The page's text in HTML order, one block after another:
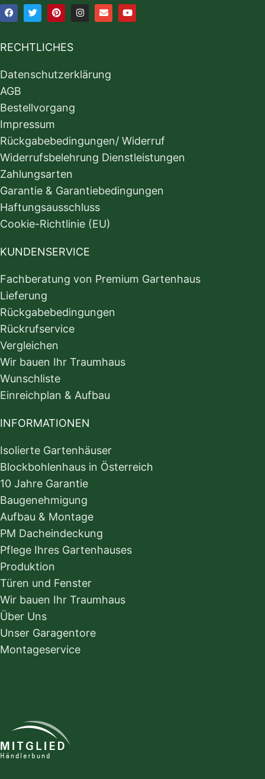
RECHTLICHES
Datenschutzerklärung
AGB
Bestellvorgang
Impressum
Rückgabebedingungen/ Widerruf
Widerrufsbelehrung Dienstleistungen
Zahlungsarten
Garantie & Garantiebedingungen
Haftungsausschluss
Cookie-Richtlinie (EU)
KUNDENSERVICE
Fachberatung von Premium Gartenhaus
Lieferung
Rückgabebedingungen
Rückrufservice
Vergleichen
Wir bauen Ihr Traumhaus
Wunschliste
Einreichplan & Aufbau
INFORMATIONEN
Isolierte Gartenhäuser
Blockbohlenhaus in Österreich
10 Jahre Garantie
Baugenehmigung
Aufbau & Montage
PM Dacheindeckung
Pflege Ihres Gartenhauses
Produktion
Türen und Fenster
Wir bauen Ihr Traumhaus
Über Uns
Unser Garagentore
Montageservice